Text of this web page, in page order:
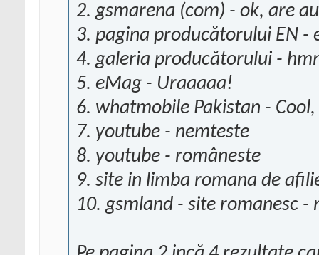
2. gsmarena (com) - ok, are
3. pagina producătorului EN -
4. galeria producătorului -
5. eMag - Uraaaaa!
6. whatmobile Pakistan -
7. youtube - nemteste
8. youtube - româneste
9. site in limba romana de
10. gsmland - site romanesc -